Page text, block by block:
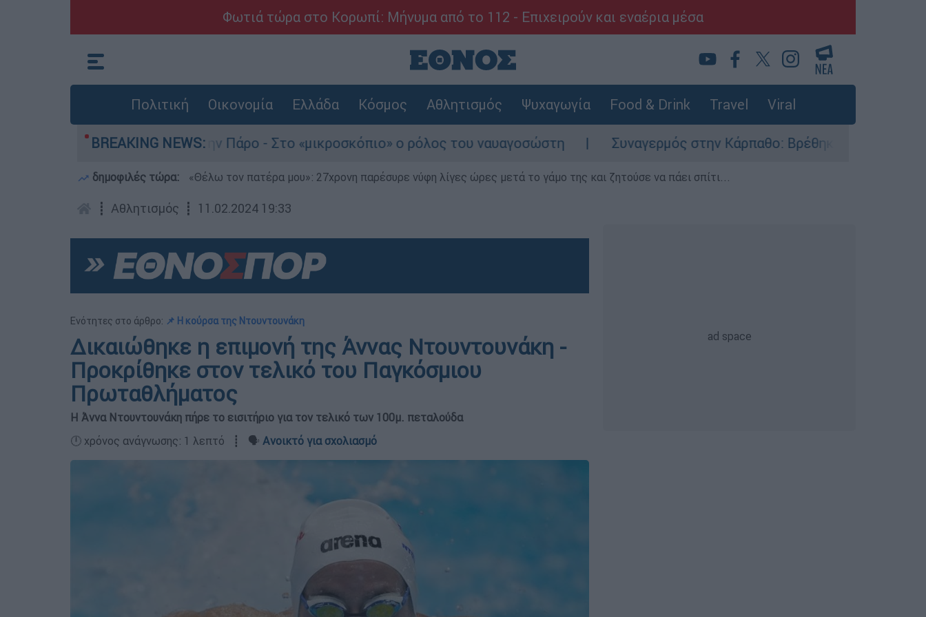
Φωτιά τώρα στο Κορωπί: Μήνυμα από το 112 - Επιχειρούν και εναέρια μέσα
Πολιτική Οικονομία Ελλάδα Κόσμος Αθλητισμός Ψυχαγωγία Food & Drink Travel Viral
BREAKING NEWS:
του 4χρονου στην Πάρο - Στο «μικροσκόπιο» ο ρόλος του ναυαγοσώστη Συναγερμός στην Κάρπαθο: Βρέθηκαν παλιά πυρομαχικά
δημοφιλές τώρα: «Θέλω τον πατέρα μου»: 27χρονη παρέσυρε νύφη λίγες ώρες μετά το γάμο της και ζητούσε να πάει σπίτι...
┋ Αθλητισμός ┋ 11.02.2024 19:33
Ενότητες στο άρθρο: 📌 Η κούρσα της Ντουντουνάκη
Δικαιώθηκε η επιμονή της Άννας Ντουντουνάκη -
Προκρίθηκε στον τελικό του Παγκόσμιου
Πρωταθλήματος
Η Άννα Ντουντουνάκη πήρε το εισιτήριο για τον τελικό των 100μ. πεταλούδα
🕛 χρόνος ανάγνωσης: 1 λεπτό ┋ 🗣️ Ανοικτό για σχολιασμό